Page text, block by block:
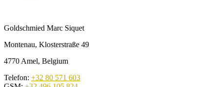
Goldschmied Marc Siquet
Montenau, Klosterstraße 49
4770 Amel, Belgium
Telefon: +32 80 571 603